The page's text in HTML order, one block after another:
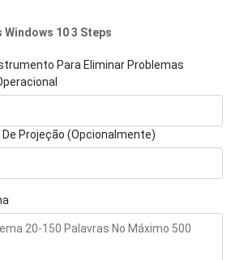
Windows 10 3 Steps
Para Eliminar Problemas
Projeção (Opcionalmente)